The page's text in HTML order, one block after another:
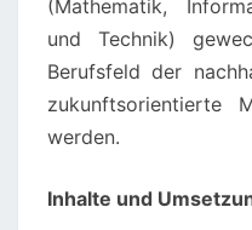
(Mathematik,
und Technik)
Berufsfeld der
zukunftsorientierte
werden.
Inhalte und